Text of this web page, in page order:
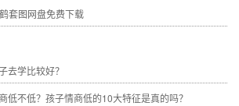
套图网盘免费下载
去学比较好？
低不低？孩子情商低的10大特征是真的吗？